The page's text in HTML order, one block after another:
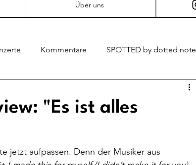
Über uns
Kommentare SPOTTED by dotted note
"Es ist alles
jetzt aufpassen. Denn der Musiker aus